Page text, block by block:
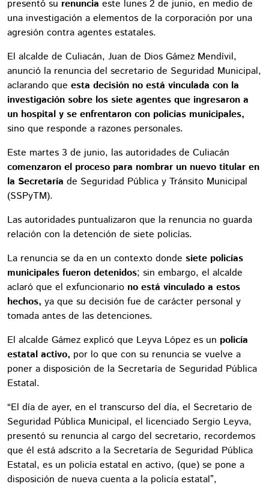
presentó su renuncia este lunes 2 de junio, en medio de
una investigación a elementos de la corporación por una
agresión contra agentes estatales.
El alcalde de Culiacán, Juan de Dios Gámez Mendívil,
anunció la renuncia del secretario de Seguridad Municipal,
aclarando que esta decisión no está vinculada con la
investigación sobre los siete agentes que ingresaron a
un hospital y se enfrentaron con policías municipales,
sino que responde a razones personales.
Este martes 3 de junio, las autoridades de Culiacán
comenzaron el proceso para nombrar un nuevo titular en
la Secretaría de Seguridad Pública y Tránsito Municipal
(SSPyTM).
Las autoridades puntualizaron que la renuncia no guarda
relación con la detención de siete policías.
La renuncia se da en un contexto donde siete policías
municipales fueron detenidos; sin embargo, el alcalde
aclaró que el exfuncionario no está vinculado a estos
hechos, ya que su decisión fue de carácter personal y
tomada antes de las detenciones.
El alcalde Gámez explicó que Leyva López es un policía
estatal activo, por lo que con su renuncia se vuelve a
poner a disposición de la Secretaría de Seguridad Pública
Estatal.
“El día de ayer, en el transcurso del día, el Secretario de
Seguridad Pública Municipal, el licenciado Sergio Leyva,
presentó su renuncia al cargo del secretario, recordemos
que él está adscrito a la Secretaría de Seguridad Pública
Estatal, es un policía estatal en activo, (que) se pone a
disposición de nueva cuenta a la policía estatal”,